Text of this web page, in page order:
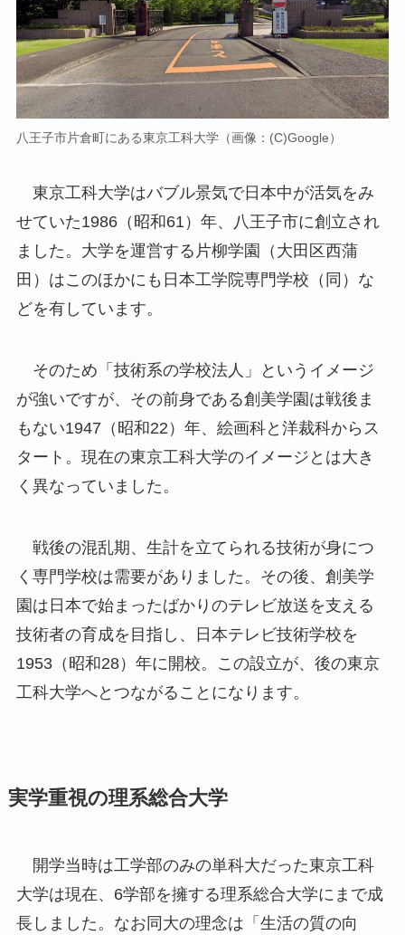
八王子市片倉町にある東京工科大学（画像：(C)Google）
東京工科大学はバブル景気で日本中が活気をみ
せていた1986（昭和61）年、八王子市に創立され
ました。大学を運営する片柳学園（大田区西蒲
田）はこのほかにも日本工学院専門学校（同）な
どを有しています。
そのため「技術系の学校法人」というイメージ
が強いですが、その前身である創美学園は戦後ま
もない1947（昭和22）年、絵画科と洋裁科からス
タート。現在の東京工科大学のイメージとは大き
く異なっていました。
戦後の混乱期、生計を立てられる技術が身につ
く専門学校は需要がありました。その後、創美学
園は日本で始まったばかりのテレビ放送を支える
技術者の育成を目指し、日本テレビ技術学校を
1953（昭和28）年に開校。この設立が、後の東京
工科大学へとつながることになります。
実学重視の理系総合大学
開学当時は工学部のみの単科大だった東京工科
大学は現在、6学部を擁する理系総合大学にまで成
長しました。なお同大の理念は「生活の質の向